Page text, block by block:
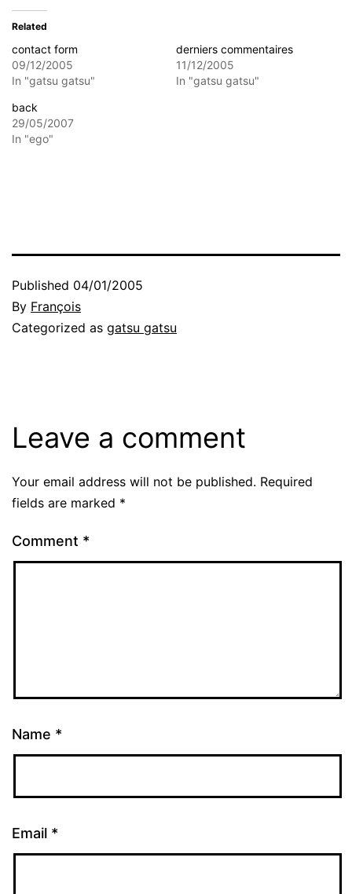
Related
contact form
09/12/2005
In "gatsu gatsu"
derniers commentaires
11/12/2005
In "gatsu gatsu"
back
29/05/2007
In "ego"
Published 04/01/2005
By François
Categorized as gatsu gatsu
Leave a comment
Your email address will not be published. Required
fields are marked *
Comment *
Name *
Email *